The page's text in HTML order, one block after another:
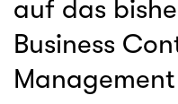
auf das
Business
Management